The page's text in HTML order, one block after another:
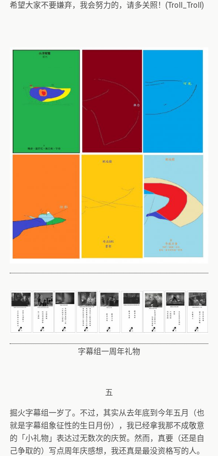
希望大家不要嫌弃，我会努力的，请多关照！(Troll_Troll)
字幕组一周年礼物
五
掘火字幕组一岁了。不过，其实从去年底到今年五月（也
就是字幕组象征性的生日月份），我已经拿我那不成敬意
的「小礼物」表达过无数次的庆贺。然而，真要（还是自
己争取的）写点周年庆感想，我还真是最没资格写的人。